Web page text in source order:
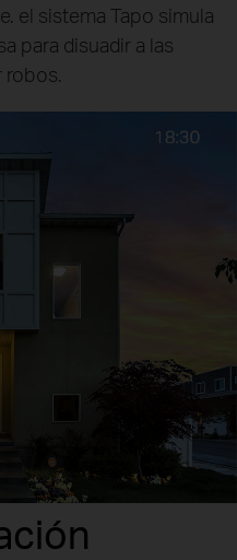
el sistema Tapo simula
para disuadir a las
robos.